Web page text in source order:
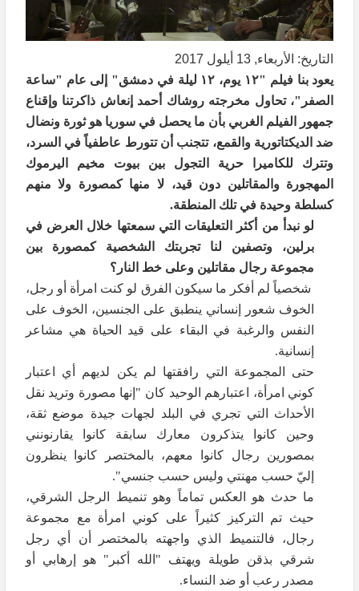
التاريخ: الأربعاء, 13 أيلول 2017
يعود بنا فيلم "١٢ يوم، ١٢ ليلة في دمشق" إلى عام "ساعة
الصفر"، تحاول مخرجته روشاك أحمد إنعاش ذاكرتنا وإقناع
جمهور الفيلم الغربي بأن ما يحصل في سوريا هو ثورة ونضال
ضد الديكتاتورية والقمع، تتجنب أن تتورط عاطفياً في السرد،
وتترك للكاميرا حرية التجول بين بيوت مخيم اليرموك
المهجورة والمقاتلين دون قيد، لا منها كمصورة ولا منهم
كسلطة وحيدة في تلك المنطقة.
لو نبدأ من أكثر التعليقات التي سمعتها خلال العرض في
برلين، وتصفين لنا تجربتك الشخصية كمصورة بين
مجموعة رجال مقاتلين وعلى خط النار؟
شخصياً لم أفكر ما سيكون الفرق لو كنت امرأة أو رجل،
الخوف شعور إنساني ينطبق على الجنسين، الخوف على
النفس والرغبة في البقاء على قيد الحياة هي مشاعر
إنسانية.
حتى المجموعة التي رافقتها لم يكن لديهم أي اعتبار
كوني امرأة، اعتبارهم الوحيد كان "إنها مصورة وتريد نقل
الأحداث التي تجري في البلد لجهات جيدة موضع ثقة،
وحين كانوا يتذكرون معارك سابقة كانوا يقارنونني
بمصورين رجال كانوا معهم، بالمختصر كانوا ينظرون
إليّ حسب مهنتي وليس حسب جنسي".
ما حدث هو العكس تماماً وهو تنميط الرجل الشرقي،
حيث تم التركيز كثيراً على كوني امرأة مع مجموعة
رجال، فالتنميط الذي واجهته بالمختصر أن أي رجل
شرقي بذقن طويلة ويهتف "الله أكبر" هو إرهابي أو
مصدر رعب أو ضد النساء.